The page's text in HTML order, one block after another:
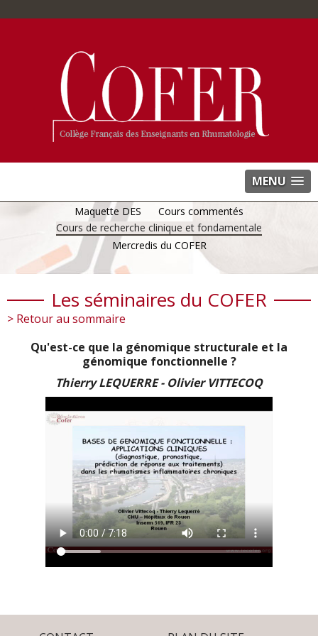
MENU
Maquette DES
Cours commentés
Cours de recherche clinique et fondamentale
Mercredis du COFER
Les séminaires du COFER
> Retour au sommaire
Qu'est-ce que la génomique structurale et la
génomique fonctionnelle ?
Thierry LEQUERRE - Olivier VITTECOQ